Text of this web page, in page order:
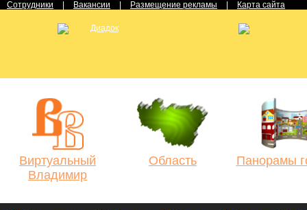
Сотрудники Вакансии Размещение рекламы Карта сайта
Виртуальный
Владимир
Область Панорамы